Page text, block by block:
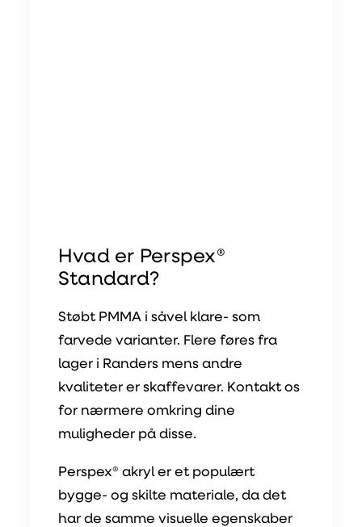
Hvad er Perspex®
Standard?
Støbt PMMA i såvel klare- som
farvede varianter. Flere føres fra
lager i Randers mens andre
kvaliteter er skaffevarer. Kontakt os
for nærmere omkring dine
muligheder på disse.
Perspex® akryl er et populært
bygge- og skilte materiale, da det
har de samme visuelle egenskaber